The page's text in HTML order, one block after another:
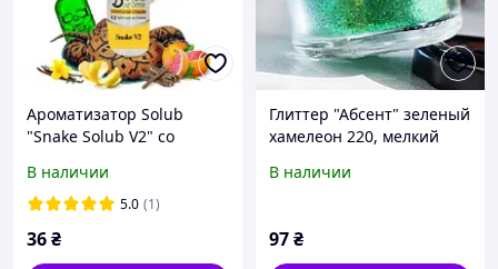
Ароматизатор Solub
"Snake Solub V2" со
5 мл
В наличии
5.0 (1)
36₴
Глиттер "Абсент" зеленый
хамелеон 220, мелкий
декора смолы в технике
В наличии
97₴